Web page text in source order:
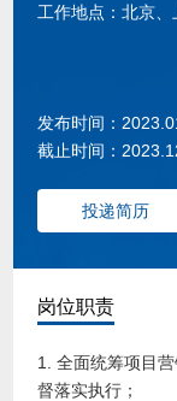
工作地点：北京、
发布时间：
截止时间：
投递简历
岗位职责
1. 全面统筹项目
督落实执行；